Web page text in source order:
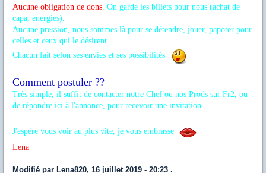
Aucune obligation de dons. On garde les billets pour nous (achat de
capa, énergies).
Aucune pression, nous sommes là pour se détendre, jouer, papoter pour
celles et ceux qui le désirent.
Chacun fait selon ses envies et ses possibilités
Comment postuler ??
Très simple, il suffit de contacter notre Chef ou nos Prods sur Fr2, ou
de répondre ici à l'annonce, pour recevoir une invitation.
J'espère vous voir au plus vite, je vous embrasse
Lena
Modifié par Lena820, 16 juillet 2019 - 20:23 .